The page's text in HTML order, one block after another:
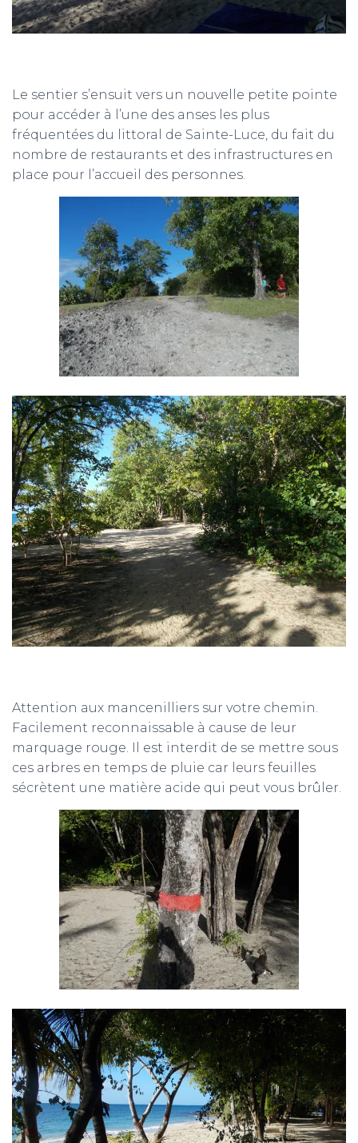
Le sentier s’ensuit vers un nouvelle petite pointe
pour accéder à l’une des anses les plus
fréquentées du littoral de Sainte-Luce, du fait du
nombre de restaurants et des infrastructures en
place pour l’accueil des personnes.
Attention aux mancenilliers sur votre chemin.
Facilement reconnaissable à cause de leur
marquage rouge. Il est interdit de se mettre sous
ces arbres en temps de pluie car leurs feuilles
sécrètent une matière acide qui peut vous brûler.